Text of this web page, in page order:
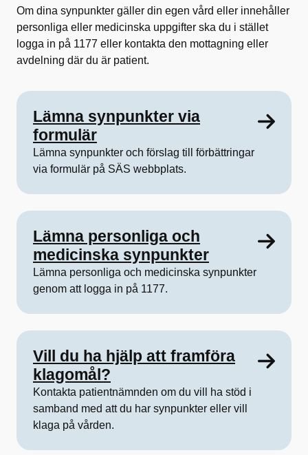
Om dina synpunkter gäller din egen vård eller innehåller
personliga eller medicinska uppgifter ska du i stället
logga in på 1177 eller kontakta den mottagning eller
avdelning där du är patient.
Lämna synpunkter via
formulär
Lämna synpunkter och förslag till förbättringar
via formulär på SÄS webbplats.
Lämna personliga och
medicinska synpunkter
Lämna personliga och medicinska synpunkter
genom att logga in på 1177.
Vill du ha hjälp att framföra
klagomål?
Kontakta patientnämnden om du vill ha stöd i
samband med att du har synpunkter eller vill
klaga på vården.